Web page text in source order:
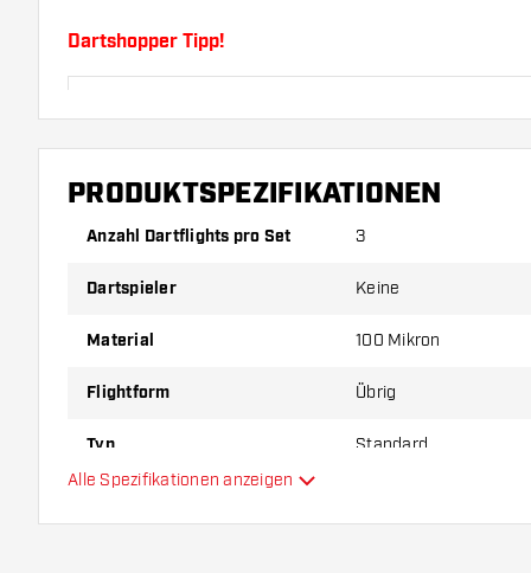
Dartshopper Tipp!
Probieren Sie eine andere Form, ein anderes
Dicke der Flights aus, um herauszufinden, welche
PRODUKTSPEZIFIKATIONEN
Anzahl Dartflights pro Set 3
Dartspieler Keine
Material 100 Mikron
Flightform Übrig
Typ Standard
Alle Spezifikationen anzeigen